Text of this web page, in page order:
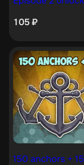
105 ₽
150 anchors + 15